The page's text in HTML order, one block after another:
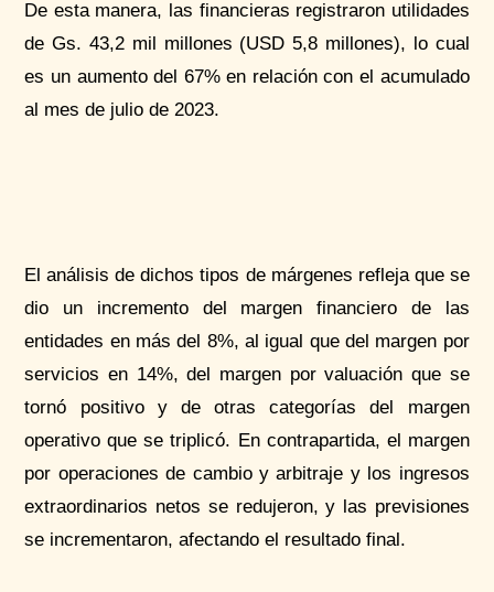
De esta manera, las financieras registraron utilidades
de Gs. 43,2 mil millones (USD 5,8 millones), lo cual
es un aumento del 67% en relación con el acumulado
al mes de julio de 2023.
El análisis de dichos tipos de márgenes refleja que se
dio un incremento del margen financiero de las
entidades en más del 8%, al igual que del margen por
servicios en 14%, del margen por valuación que se
tornó positivo y de otras categorías del margen
operativo que se triplicó. En contrapartida, el margen
por operaciones de cambio y arbitraje y los ingresos
extraordinarios netos se redujeron, y las previsiones
se incrementaron, afectando el resultado final.